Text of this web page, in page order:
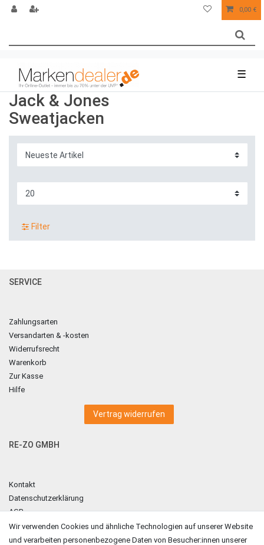
0,00 €
☰
Jack & Jones
Sweatjacken
Filter
SERVICE
Zahlungsarten
Versandarten & -kosten
Widerrufsrecht
Warenkorb
Zur Kasse
Hilfe
Vertrag widerrufen
RE-ZO GMBH
Kontakt
Datenschutzerklärung
AGB
Impressum
Wir verwenden Cookies und ähnliche Technologien auf unserer Website
und verarbeiten personenbezogene Daten von Besucher:innen unserer